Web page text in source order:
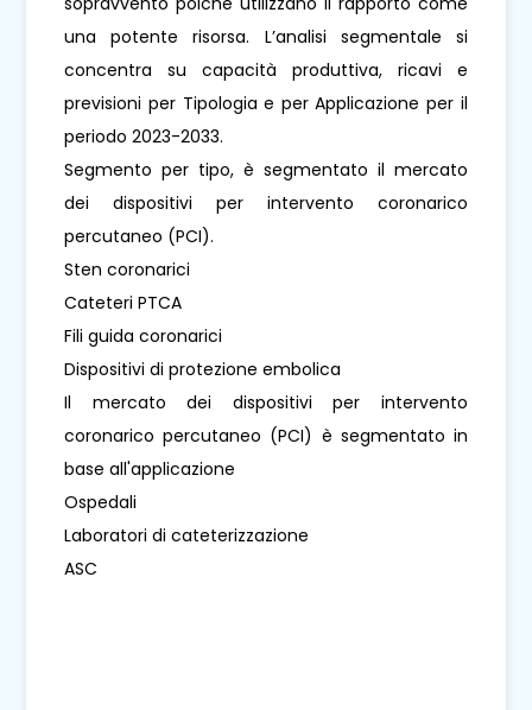
una potente risorsa. L’analisi segmentale si
concentra su capacità produttiva, ricavi e
previsioni per Tipologia e per Applicazione per il
periodo 2023-2033.
Segmento per tipo, è segmentato il mercato
dei dispositivi per intervento coronarico
percutaneo (PCI).
Sten coronarici
Cateteri PTCA
Fili guida coronarici
Dispositivi di protezione embolica
Il mercato dei dispositivi per intervento
coronarico percutaneo (PCI) è segmentato in
base all'applicazione
Ospedali
Laboratori di cateterizzazione
ASC